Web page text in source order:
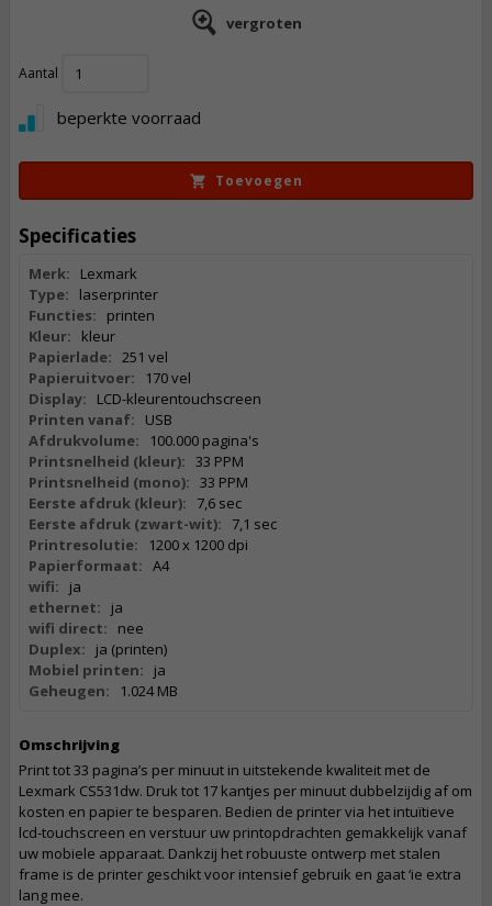
vergroten
Aantal
beperkte voorraad
Toevoegen
Specificaties
Merk:
Lexmark
Type:
laserprinter
Functies:
printen
Kleur:
kleur
Papierlade: 251 vel
Papieruitvoer:
170 vel
Display:
LCD-kleurentouchscreen
Printen vanaf:
USB
Afdrukvolume:
100.000 pagina's
Printsnelheid (kleur): 33 PPM
Printsnelheid (mono): 33 PPM
Eerste afdruk (kleur):
7,6 sec
Eerste afdruk (zwart-wit):
7,1 sec
Printresolutie:
1200 x 1200 dpi
Papierformaat: A4
wifi:
ja
ethernet:
ja
wifi direct:
nee
Duplex:
ja (printen)
Mobiel printen:
ja
Geheugen:
1.024 MB
Omschrijving
Print tot 33 pagina’s per minuut in uitstekende kwaliteit met de
Lexmark CS531dw. Druk tot 17 kantjes per minuut dubbelzijdig af om
kosten en papier te besparen. Bedien de printer via het intuïtieve
lcd-touchscreen en verstuur uw printopdrachten gemakkelijk vanaf
uw mobiele apparaat. Dankzij het robuuste ontwerp met stalen
frame is de printer geschikt voor intensief gebruik en gaat ‘ie extra
lang mee.